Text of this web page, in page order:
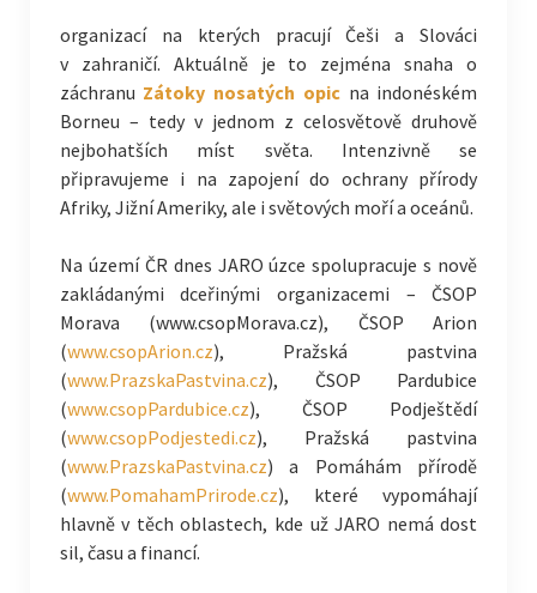
organizací na kterých pracují Češi a Slováci
v zahraničí. Aktuálně je to zejména snaha o
záchranu Zátoky nosatých opicna indonéském
Borneu – tedy v jednom z celosvětově druhově
nejbohatších míst světa. Intenzivně se
připravujeme i na zapojení do ochrany přírody
Afriky, Jižní Ameriky, ale i světových moří a oceánů.
Na území ČR dnes JARO úzce spolupracuje s nově
zakládanými dceřinými organizacemi – ČSOP
Morava (www.csopMorava.cz), ČSOP Arion
(www.csopArion.cz), Pražská pastvina
(www.PrazskaPastvina.cz), ČSOP Pardubice
(www.csopPardubice.cz), ČSOP Podještědí
(www.csopPodjestedi.cz), Pražská pastvina
(www.PrazskaPastvina.cz) a Pomáhám přírodě
(www.PomahamPrirode.cz), které vypomáhají
hlavně v těch oblastech, kde už JARO nemá dost
sil, času a financí.